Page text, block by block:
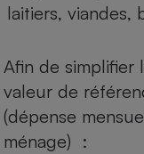
laitiers, viandes,
Afin de simplifier
valeur de
(dépense
ménage) :